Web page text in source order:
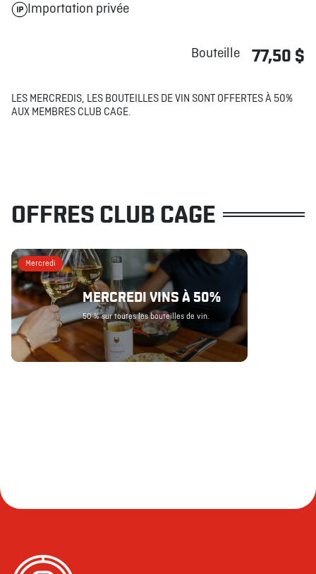
Importation privée
Bouteille 77,50 $
LES MERCREDIS, LES BOUTEILLES DE VIN SONT OFFERTES À 50%
AUX MEMBRES CLUB CAGE.
OFFRES CLUB CAGE
Mercredi
MERCREDI VINS À 50%
50 % sur toutes les bouteilles de vin.